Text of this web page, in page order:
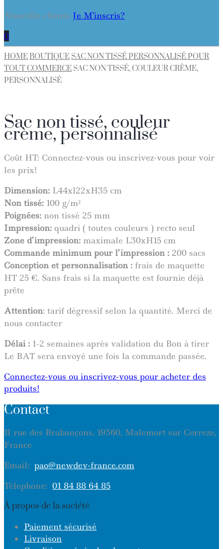
Nouvelle cliente Je M'inscris?
0
HOME BOUTIQUE SAC NON TISSÉ PERSONNALISÉ POUR
TOUT COMMERCE SAC NON TISSÉ, COULEUR CRÈME,
PERSONNALISÉ
Sac non tissé, couleur
crème, personnalisé
Coût HT: Connectez-vous ou inscrivez-vous pour voir
les prix!
Dimension: L44xl22xH35 cm
Non tissé: 100 g/m²
Poignées: non tissé 25 mm
Impression: quadri ( toutes couleurs ) recto seul
Zone d’impression: maximale L30xH15 cm
Commande minimum pour l’impression : 200 sacs
Conception et personnalisation : frais de maquette
HT 25 €. Sans frais si la maquette est fournie déjà
prête
Attention: tarif dégressif selon la quantité. Merci de
nous contacter
Délai : 1-2 semaines après validation du Bon à tirer
Le BAT sera envoyé une fois la commande passée.
Connectez-vous ou inscrivez-vous pour acheter des
produits!
Contact
11 rue des Brabançons, 19360, Malemort sur Correze,
France
Email: pao@newdev-france.com
Télephone: 01 84 88 64 85
À propos de la société
Paiement sécurisé
Livraison